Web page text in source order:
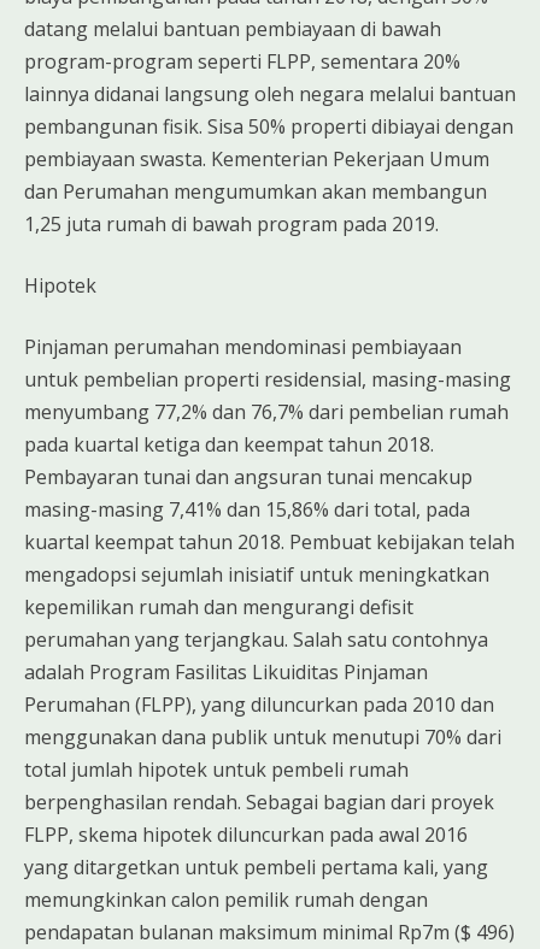
datang melalui bantuan pembiayaan di bawah
program-program seperti FLPP, sementara 20%
lainnya didanai langsung oleh negara melalui bantuan
pembangunan fisik. Sisa 50% properti dibiayai dengan
pembiayaan swasta. Kementerian Pekerjaan Umum
dan Perumahan mengumumkan akan membangun
1,25 juta rumah di bawah program pada 2019.
Hipotek
Pinjaman perumahan mendominasi pembiayaan
untuk pembelian properti residensial, masing-masing
menyumbang 77,2% dan 76,7% dari pembelian rumah
pada kuartal ketiga dan keempat tahun 2018.
Pembayaran tunai dan angsuran tunai mencakup
masing-masing 7,41% dan 15,86% dari total, pada
kuartal keempat tahun 2018. Pembuat kebijakan telah
mengadopsi sejumlah inisiatif untuk meningkatkan
kepemilikan rumah dan mengurangi defisit
perumahan yang terjangkau. Salah satu contohnya
adalah Program Fasilitas Likuiditas Pinjaman
Perumahan (FLPP), yang diluncurkan pada 2010 dan
menggunakan dana publik untuk menutupi 70% dari
total jumlah hipotek untuk pembeli rumah
berpenghasilan rendah. Sebagai bagian dari proyek
FLPP, skema hipotek diluncurkan pada awal 2016
yang ditargetkan untuk pembeli pertama kali, yang
memungkinkan calon pemilik rumah dengan
pendapatan bulanan maksimum minimal Rp7m ($ 496)